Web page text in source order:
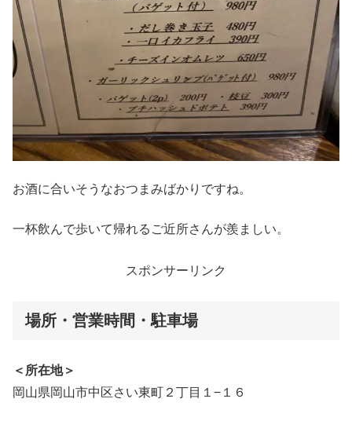
お酒に合いそうなおつまみばかりですね。
一杯飲んで歩いて帰れるご近所さんが羨ましい。
スポンサーリンク
場所・営業時間・駐車場
＜所在地＞
岡山県岡山市中区さい東町２丁目１−１６